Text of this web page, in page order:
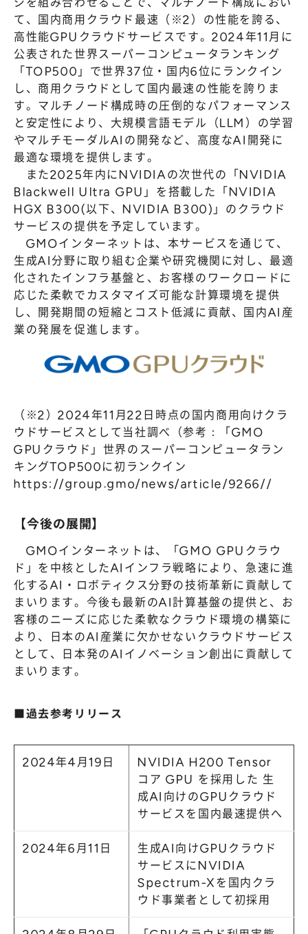
ジを組み合わせることで、マルチノード構成におい
て、国内商用クラウド最速（※2）の性能を誇る、
高性能GPUクラウドサービスです。2024年11月に
公表された世界スーパーコンピュータランキング
「TOP500」で世界37位・国内6位にランクイン
し、商用クラウドとして国内最速の性能を誇りま
す。マルチノード構成時の圧倒的なパフォーマンス
と安定性により、大規模言語モデル（LLM）の学習
やマルチモーダルAIの開発など、高度なAI開発に
最適な環境を提供します。
また2025年内にNVIDIAの次世代の「NVIDIA
Blackwell Ultra GPU」を搭載した「NVIDIA
HGX B300(以下、NVIDIA B300)」のクラウド
サービスの提供を予定しています。
GMOインターネットは、本サービスを通じて、
生成AI分野に取り組む企業や研究機関に対し、最適
化されたインフラ基盤と、お客様のワークロードに
応じた柔軟でカスタマイズ可能な計算環境を提供
し、開発期間の短縮とコスト低減に貢献、国内AI産
業の発展を促進します。
（※2）2024年11月22日時点の国内商用向けクラ
ウドサービスとして当社調べ（参考：「GMO
GPUクラウド」世界のスーパーコンピュータラン
キングTOP500に初ランクイン
https://group.gmo/news/article/9266//
【今後の展開】
GMOインターネットは、「GMO GPUクラウ
ド」を中核としたAIインフラ戦略により、急速に進
化するAI・ロボティクス分野の技術革新に貢献して
まいります。今後も最新のAI計算基盤の提供と、お
客様のニーズに応じた柔軟なクラウド環境の構築に
より、日本のAI産業に欠かせないクラウドサービス
として、日本発のAIイノベーション創出に貢献して
まいります。
■過去参考リリース
2024年4月19日
NVIDIA H200 Tensor
コア GPU を採用した 生
成AI向けのGPUクラウド
サービスを国内最速提供へ
2024年6月11日
生成AI向けGPUクラウド
サービスにNVIDIA
Spectrum-Xを国内クラ
ウド事業者として初採用